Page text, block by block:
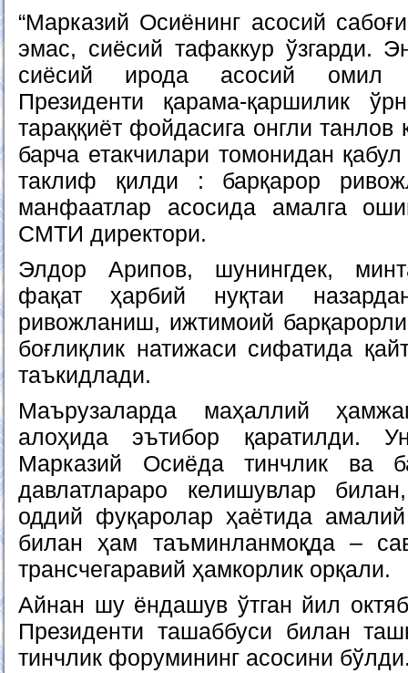
“Марказий Осиёнинг асосий
эмас, сиёсий тафаккур ўзгарди.
сиёсий ирода асосий омил
Президенти қарама-қаршилик
тараққиёт фойдасига онгли танлов
барча етакчилари томонидан
таклиф қилди : барқарор
манфаатлар асосида амалга
СМТИ директори.
Элдор Арипов, шунингдек,
фақат ҳарбий нуқтаи
ривожланиш, ижтимоий
боғлиқлик натижаси сифатида
таъкидлади.
Маърузаларда маҳаллий
алоҳида эътибор қаратилди.
Марказий Осиёда тинчлик ва
давлатлараро келишувлар
оддий фуқаролар ҳаётида
билан ҳам таъминланмоқда –
трансчегаравий ҳамкорлик орқали.
Айнан шу ёндашув ўтган йил
Президенти ташаббуси билан
тинчлик форумининг асосини